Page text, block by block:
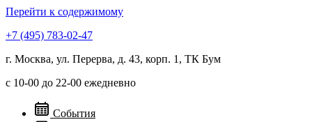
Перейти к содержимому
+7 (495) 783-02-47
г. Москва, ул. Перерва, д. 43, корп. 1, ТК Бум
с 10-00 до 22-00 ежедневно
События